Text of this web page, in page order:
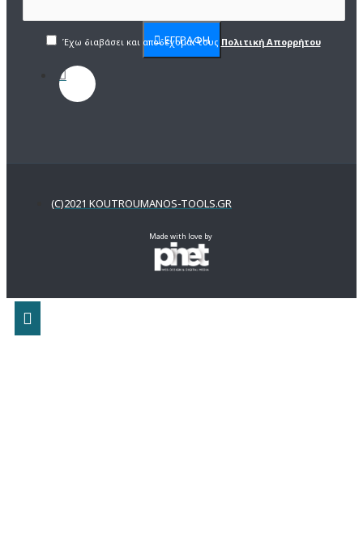
ΕΓΓΡΑΦΗ
Έχω διαβάσει και αποδέχομαι τους Πολιτική Απορρήτου
(C)2021 KOUTROUMANOS-TOOLS.GR
Made with love by